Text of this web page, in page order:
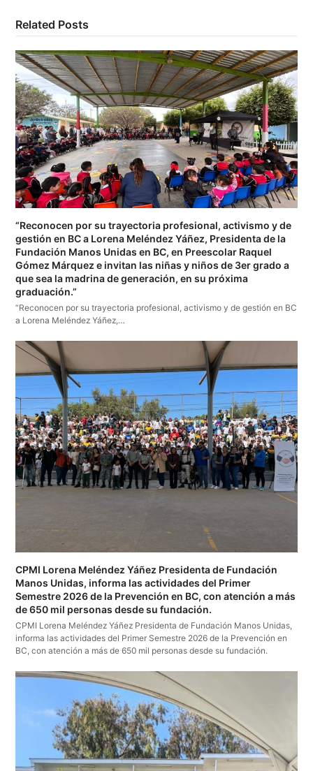
Related Posts
“Reconocen por su trayectoria profesional, activismo y de
gestión en BC a Lorena Meléndez Yáñez, Presidenta de la
Fundación Manos Unidas en BC, en Preescolar Raquel
Gómez Márquez e invitan las niñas y niños de 3er grado a
que sea la madrina de generación, en su próxima
graduación.”
“Reconocen por su trayectoria profesional, activismo y de gestión en BC
a Lorena Meléndez Yáñez,…
CPMI Lorena Meléndez Yáñez Presidenta de Fundación
Manos Unidas, informa las actividades del Primer
Semestre 2026 de la Prevención en BC, con atención a más
de 650 mil personas desde su fundación.
CPMI Lorena Meléndez Yáñez Presidenta de Fundación Manos Unidas,
informa las actividades del Primer Semestre 2026 de la Prevención en
BC, con atención a más de 650 mil personas desde su fundación.